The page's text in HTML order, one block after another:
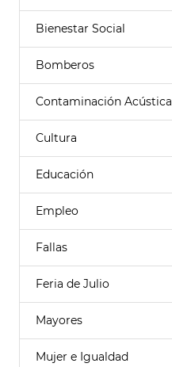
Bienestar Social
Bomberos
Contaminación Acústica
Cultura
Educación
Empleo
Fallas
Feria de Julio
Mayores
Mujer e Igualdad